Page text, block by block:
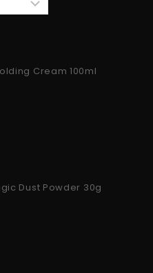
Cream 100ml
Dust Powder 30g